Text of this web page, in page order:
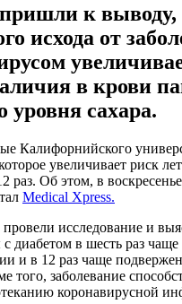
к выводу,
исхода от
в крови
уровня сахара.
Калифорнийского
увеличивает риск
раз. Об этом, в
Medical Xpress.
исследование и
диабетом в шесть раз
и в 12 раз чаще
того, заболевание
коронавирусной